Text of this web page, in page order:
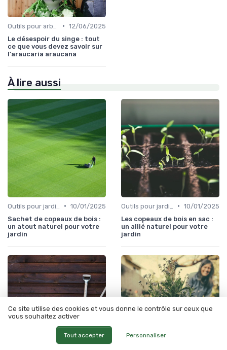
• 12/06/2025
Le désespoir du singe : tout
ce que vous devez savoir sur
l'araucaria araucana
À lire aussi
• 10/01/2025
Sachet de copeaux de bois :
un atout naturel pour votre
jardin
• 10/01/2025
Les copeaux de bois en sac :
un allié naturel pour votre
jardin
Ce site utilise des cookies et vous donne le contrôle sur ceux que
vous souhaitez activer
Tout accepter Personnaliser